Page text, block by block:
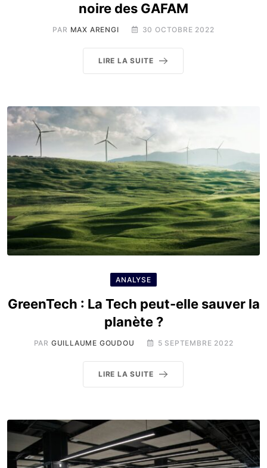
noire des GAFAM
PAR MAX ARENGI 30 OCTOBRE 2022
LIRE LA SUITE
ANALYSE
GreenTech : La Tech peut-elle sauver la
planète ?
PAR GUILLAUME GOUDOU 5 SEPTEMBRE 2022
LIRE LA SUITE